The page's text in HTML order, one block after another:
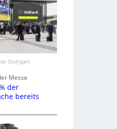
Stuttgart
Messe
der
bereits